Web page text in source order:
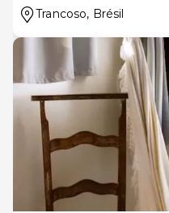
Trancoso, Brésil